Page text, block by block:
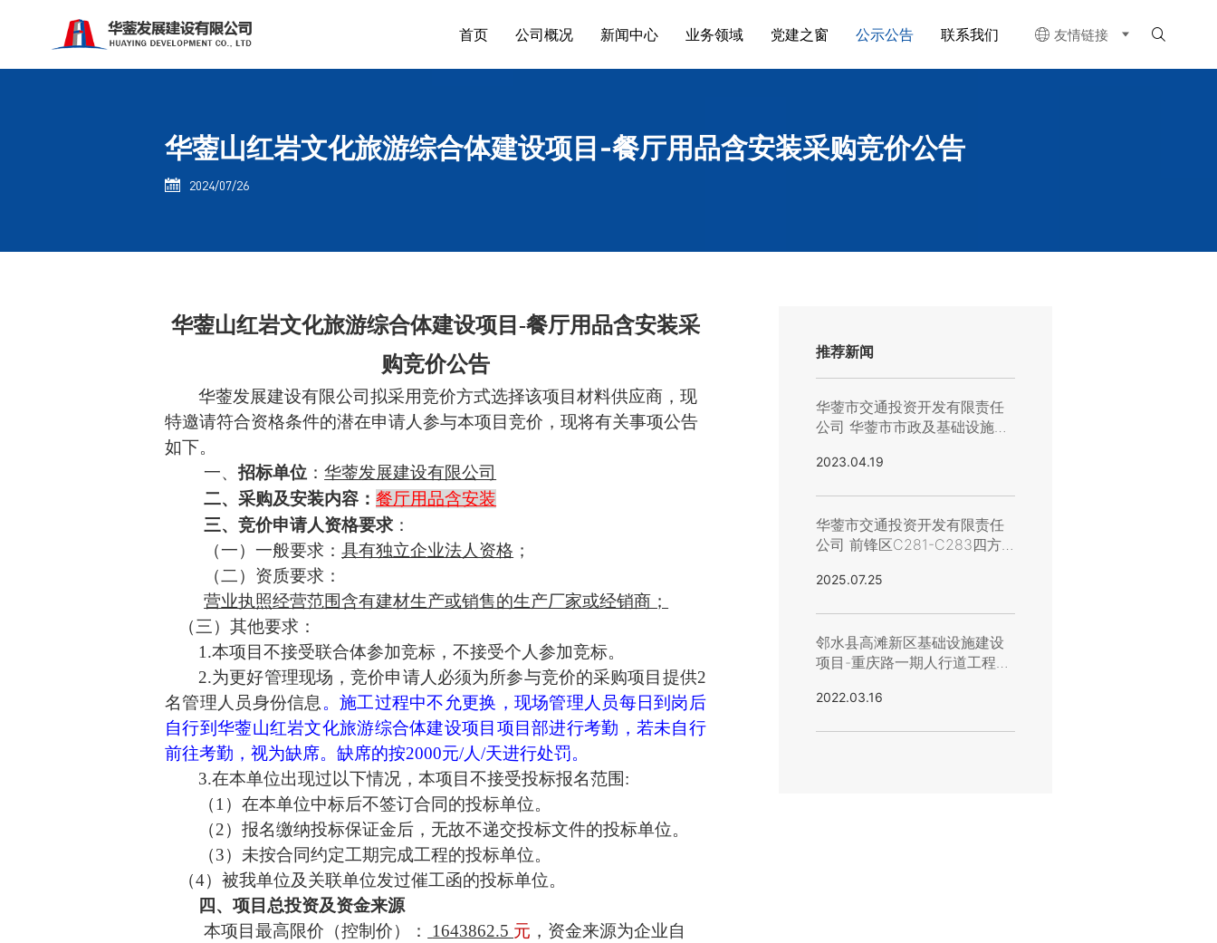
首页 公司概况 新闻中心 业务领域 党建之窗 公示公告 联系我们  友情链接 
华蓥山红岩文化旅游综合体建设项目-餐厅用品含安装采购竞价公告
 2024/07/26
华蓥山红岩文化旅游综合体建设项目 -餐厅用品含安装采
购竞价公告
华蓥发展建设有限公司拟采用竞价方式选择该项目材料供应商 ，现
特邀请符合资格条件的潜在申请人参与本项目竞价，现将有关事项公告
如下。
一、招标单位 ：华蓥发展建设有限公司
二、采购及安装内容：餐厅用品含安装
三、竞价申请人资格要求 ：
（一）一般要求：具有独立企业法人资格 ；
（二）资质要求：
营业执照经营范围含有建材生产或销售的生产厂家或经销商；
（三）其他要求：
1.本项目不接受联合体参加竞标，不接受个人参加竞标。
2.为更好管理现场，竞价申请人必须为所参与竞价的采购项目 提供2
名管理人员身份信息 。施工过程中不允更换，现场管理人员每日到岗后
自行到华蓥山红岩文化旅游综合体建设项目项目部进行考勤，若未自行
前往考勤，视为缺席。缺席的按2000元/人/天进行处罚。
3.在本单位出现过以下情况，本项目不接受投标报名范围:
（1）在本单位中标后不签订合同的投标单位。
（2）报名缴纳投标保证金后，无故不递交投标文件的投标单位。
（3）未按合同约定工期完成工程的投标单位。
（4）被我单位及关联单位发过催工函的投标单位。
四、项目总投资及资金来源
本项目最高限价（控制价）：
1643862.5 元 ，资金来源为企业自
推荐新闻
华蓥市交通投资开发有限责任
公司 华蓥市市政及基础设施等
材料采购竞价公告（第三次）
2023.04.19
华蓥市交通投资开发有限责任
公司 前锋区C281-C283四方
活动板房（第二次）询价公告
2025.07.25
邻水县高滩新区基础设施建设
项目-重庆路一期人行道工程劳
2022.03.16